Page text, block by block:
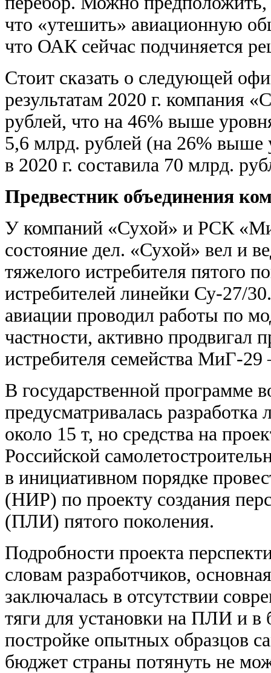
что «утешить» авиационную
что ОАК сейчас подчиняется
Стоит сказать о следующей
результатам 2020 г. компания
рублей, что на 46% выше
5,6 млрд. рублей (на 26%
в 2020 г. составила 70 млрд.
Предвестник объединения
У компаний «Сухой» и РСК
состояние дел. «Сухой» вел и
тяжелого истребителя пятого
истребителей линейки Су-27/
авиации проводил работы по
частности, активно продвигал
истребителя семейства МиГ-
В государственной
предусматривалась разработка
около 15 т, но средства на
Российской
в инициативном порядке
(НИР) по проекту создания
(ПЛИ) пятого поколения.
Подробности проекта
словам разработчиков, о
заключалась в отсутствии
тяги для установки на ПЛИ и в
постройке опытных образцов
бюджет страны потянуть не